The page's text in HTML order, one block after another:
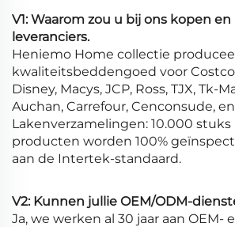
V1: Waarom zou u bij ons kopen
leveranciers.
Heniemo Home collectie
kwaliteitsbeddengoed voor
Disney, Macys, JCP, Ross, TJX, Tk-
Auchan, Carrefour, Cenconsude,
Lakenverzamelingen: 10.000 stuks
producten worden 100%
aan de Intertek-standaard.
V2: Kunnen jullie OEM/ODM-
Ja, we werken al 30 jaar aan OEM-